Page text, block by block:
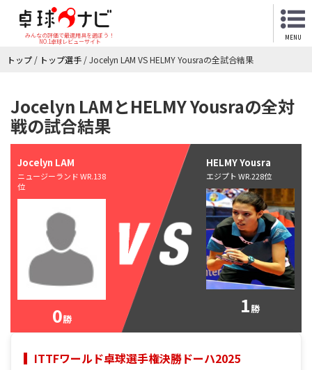
みんなの評価で最適用具を選ぼう！
NO.1卓球レビューサイト
MENU
トップ / トップ選手 /Jocelyn LAM VS HELMY Yousraの全試合結果
Jocelyn LAMとHELMY Yousraの全対
戦の試合結果
Jocelyn LAM
ニュージーランド WR.138
位
0勝
HELMY Yousra
エジプト WR.228位
1勝
ITTFワールド卓球選手権決勝ドーハ2025